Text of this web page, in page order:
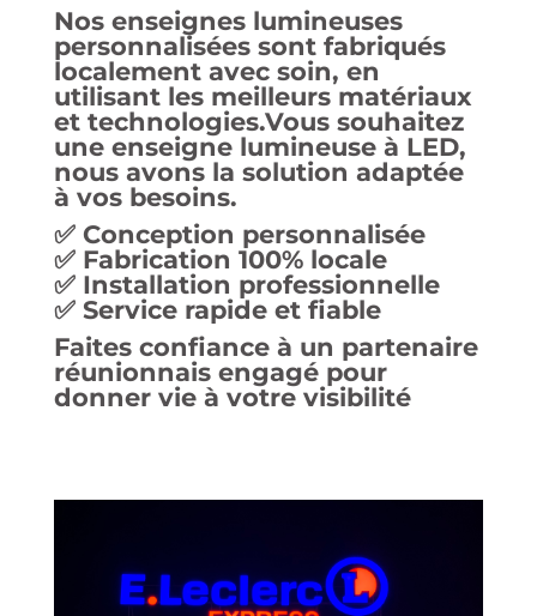
Nos enseignes lumineuses
personnaliséessont fabriqués
localement avec soin, en
utilisant les meilleurs matériaux
et technologies.Vous souhaitez
une enseigne lumineuse à LED,
nous avons la solution adaptée
à vos besoins.
✅ Conception personnalisée
✅ Fabrication 100% locale
✅ Installation professionnelle
✅ Service rapide et fiable
Faites confiance à un partenaire
réunionnais engagé pour
donner vie à votre visibilité